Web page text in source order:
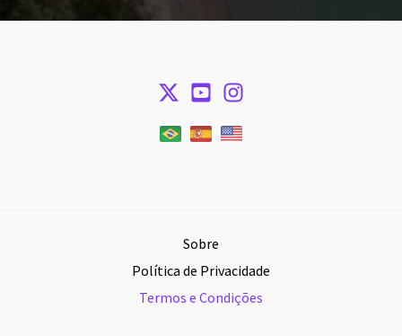
Sobre
Política de Privacidade
Termos e Condições